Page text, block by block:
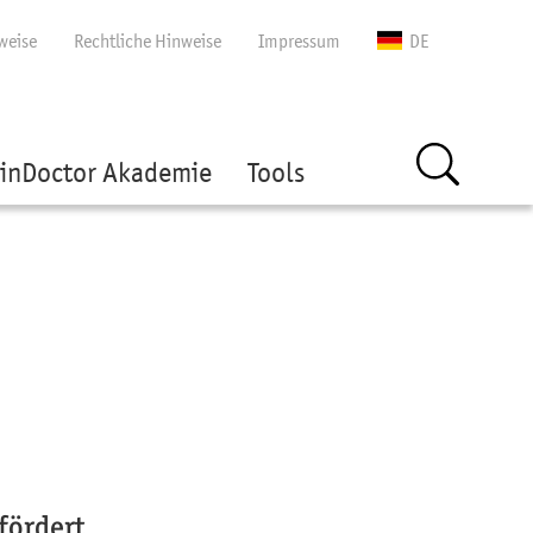
Rechtliche Hinweise Impressum DE
Akademie Tools